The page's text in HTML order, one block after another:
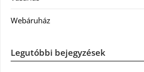
Webáruház
Legutóbbi bejegyzések